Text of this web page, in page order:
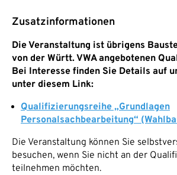
Zusatzinformationen
Die Veranstaltung ist übrigens
von der Württ. VWA angebotenen
Bei Interesse finden Sie Details auf
unter diesem Link:
Qualifizierungsreihe „Grundlagen
Personalsachbearbeitung“
Die Veranstaltung können Sie
besuchen, wenn Sie nicht an der
teilnehmen möchten.